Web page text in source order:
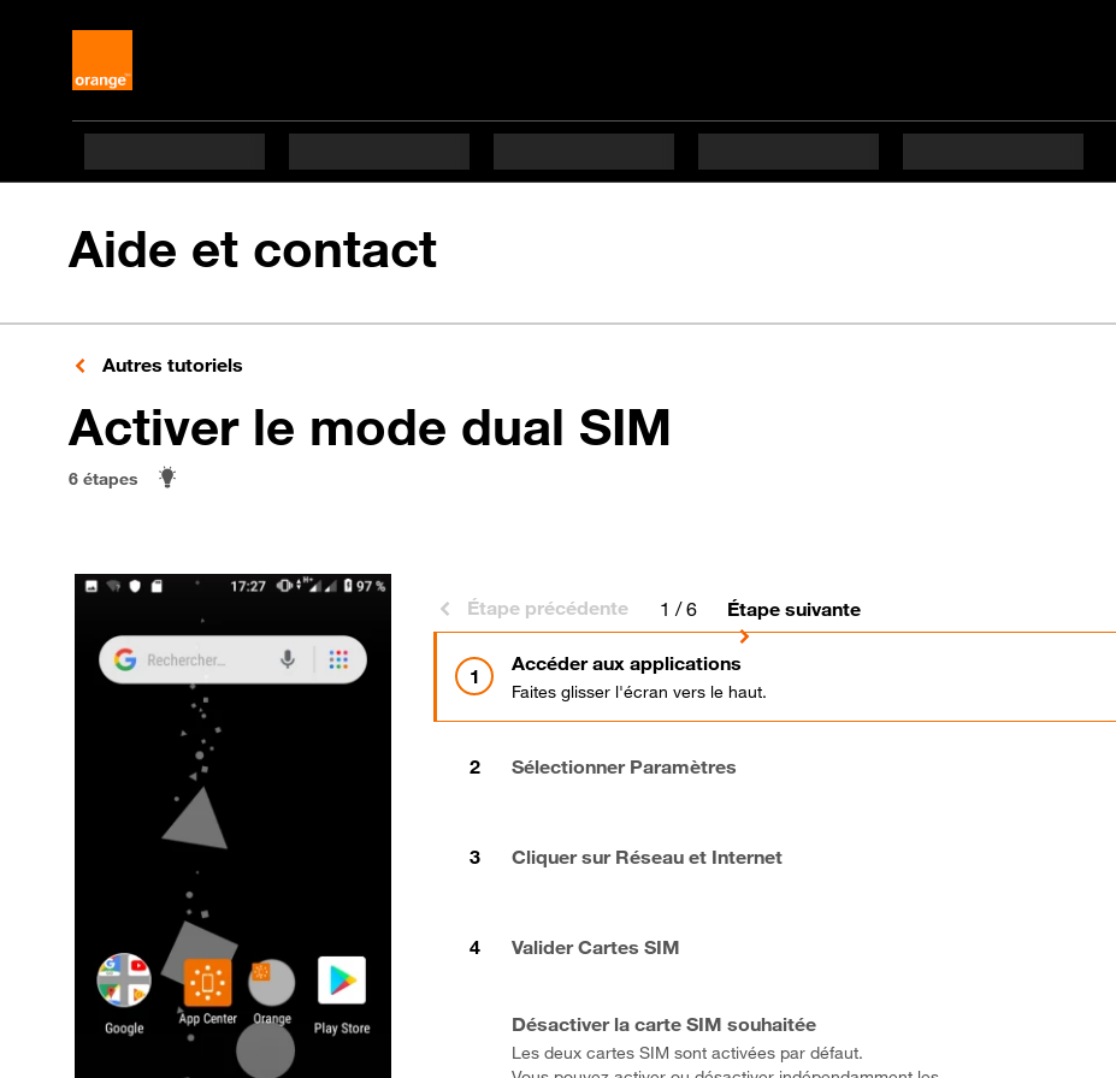
Aide et contact
Autres tutoriels
Activer le mode dual SIM
6 étapes
Étape précédente 1 / 6 Étape suivante
Accéder aux applications
Faites glisser l'écran vers le haut.
Sélectionner Paramètres
Cliquer sur Réseau et Internet
Valider Cartes SIM
Désactiver la carte SIM souhaitée
Les deux cartes SIM sont activées par défaut.